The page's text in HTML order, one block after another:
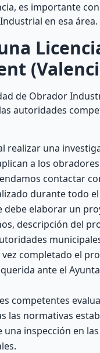
es importante
en esa área.
de Obrador
autoridades
realizar una
a los
contactar
durante todo
debe elaborar un
descripción del
completado el
ante el
competentes
las normativas
una inspección en